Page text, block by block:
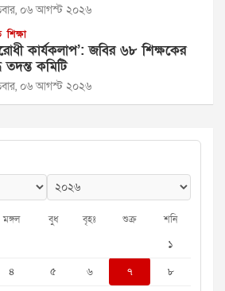
০৬ আগস্ট ২০২৬
শিক্ষা
কার্যকলাপ’: জবির ৬৮ শিক্ষকের
তদন্ত কমিটি
০৬ আগস্ট ২০২৬
মঙ্গল বুধ বৃহঃ শুক্র শনি
১
৪ ৫ ৬ ৭ ৮